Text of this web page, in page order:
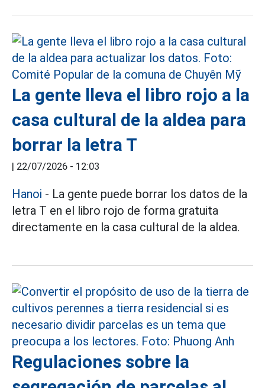
La gente lleva el libro rojo a la
casa cultural de la aldea para
borrar la letra T
| 22/07/2026 - 12:03
Hanoi - La gente puede borrar los datos de la
letra T en el libro rojo de forma gratuita
directamente en la casa cultural de la aldea.
Regulaciones sobre la